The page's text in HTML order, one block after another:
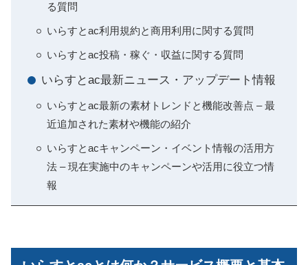
る質問
いらすとac利用規約と商用利用に関する質問
いらすとac投稿・稼ぐ・収益に関する質問
いらすとac最新ニュース・アップデート情報
いらすとac最新の素材トレンドと機能改善点 – 最
近追加された素材や機能の紹介
いらすとacキャンペーン・イベント情報の活用方
法 – 現在実施中のキャンペーンや活用に役立つ情
報